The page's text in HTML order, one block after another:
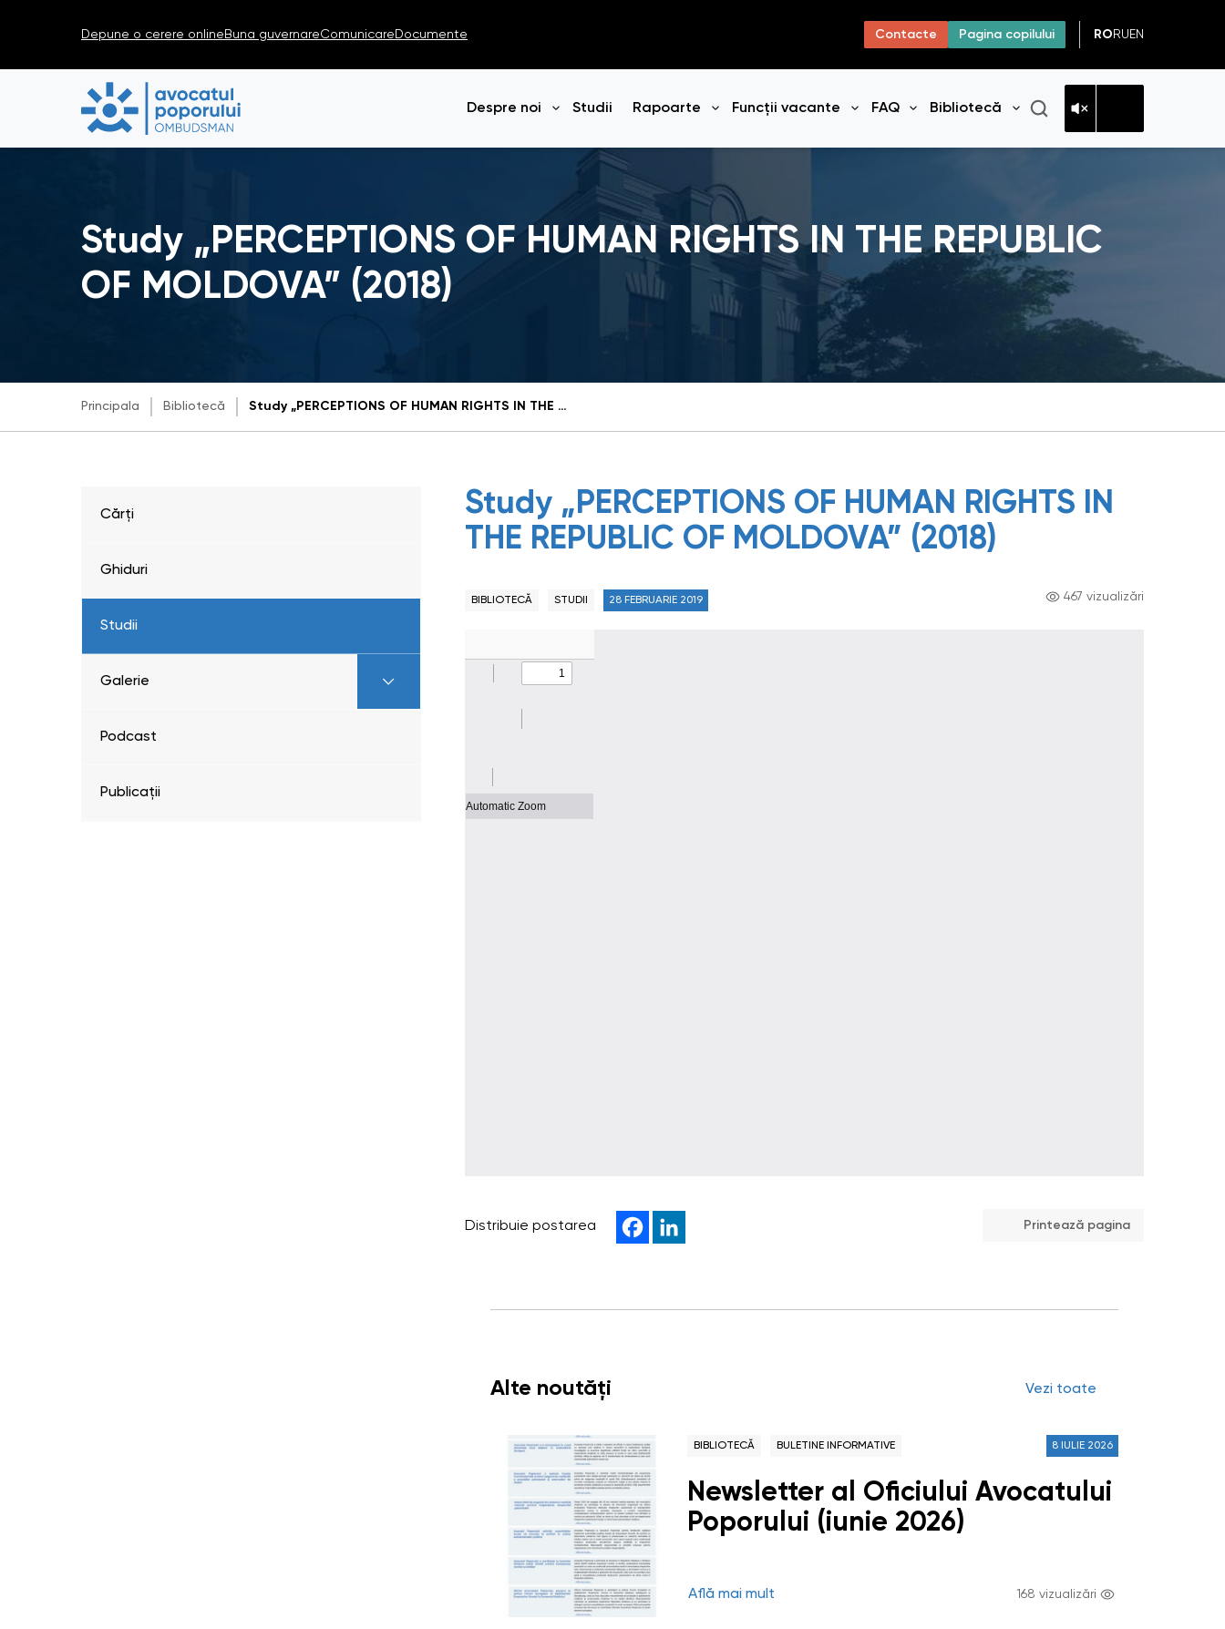
Depune o cerere online Buna guvernareComunicare Documente Contacte Pagina copilului RO RU EN
Despre noi
Deschide meniul
Studii Rapoarte
Deschide meniul
Funcții vacante FAQ
Deschide meniul
Bibliotecă
Deschide meniul
Study „PERCEPTIONS OF HUMAN RIGHTS IN THE REPUBLIC
OF MOLDOVA” (2018)
Principala Bibliotecă Study „PERCEPTIONS OF HUMAN RIGHTS IN THE REPUBLIC OF MOLDOVA” (2018)
Study „PERCEPTIONS OF HUMAN RIGHTS IN
THE REPUBLIC OF MOLDOVA” (2018)
BIBLIOTECĂ STUDII 28 FEBRUARIE 2019 467 vizualizări
Distribuie postarea Printează pagina
Alte noutăți Vezi toate
BIBLIOTECĂ BULETINE INFORMATIVE 8 IULIE 2026
Newsletter al Oficiului Avocatului
Poporului (iunie 2026)
Află mai mult 168 vizualizări
Cărți
Ghiduri
Studii
Galerie
Podcast
Publicații